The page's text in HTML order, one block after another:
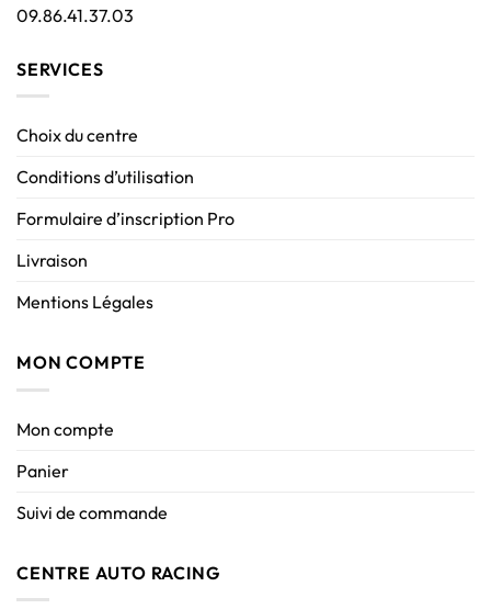
09.86.41.37.03
SERVICES
Choix du centre
Conditions d’utilisation
Formulaire d’inscription Pro
Livraison
Mentions Légales
MON COMPTE
Mon compte
Panier
Suivi de commande
CENTRE AUTO RACING